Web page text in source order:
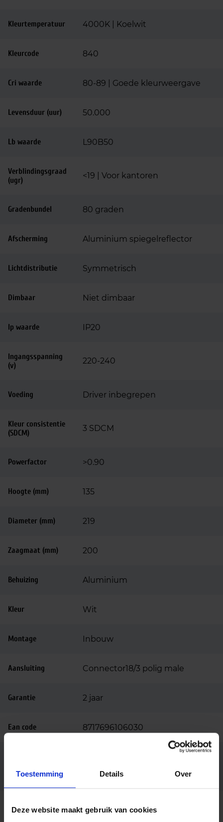
Toestemming Details Over
Deze website maakt gebruik van cookies
Kleurtemperatuur 4000K | Koelwit
Kleurcode 840
Cri waarde 80-89 | Goede kleurweergave
Levensduur (uur) 50.000
Lb waarde L90B50
Verblindingsgraad
(ugr)
<19 | Voor kantoren
Gradenbundel 80 graden
Afscherming Aluminium spiegelreflector
Lichtdistributie Symmetrisch
Dimbaar Niet dimbaar
Ip waarde IP20
Ingangsspanning
(v)
220-240
Voeding Driver inbegrepen
Kleur consistentie
(SDCM)
3 SDCM
Powerfactor >0.90
Hoogte (mm) 135
Diameter (mm) 219
Zaagmaat (mm) 200
Behuizing Aluminium
Kleur Wit
Montage Inbouw
Aansluiting Connector18/3 polig male
Garantie 2 jaar
Ean code 8717696106030
aanvraag
5000lm, noodunit, Zwarte rand
Beschrijving